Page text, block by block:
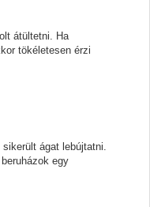
átültetni. Ha
tökéletesen érzi
ágat lebújtatni.
egy